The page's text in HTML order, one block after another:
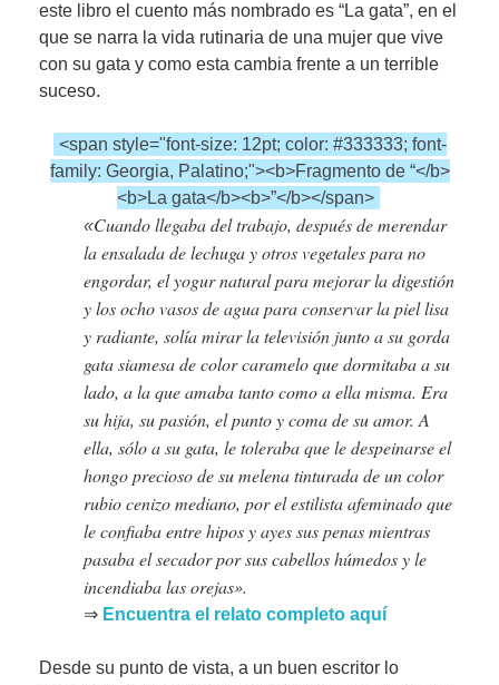
este libro el cuento más nombrado es “La gata”, en el
que se narra la vida rutinaria de una mujer que vive
con su gata y como esta cambia frente a un terrible
suceso.
<span style="font-size: 12pt; color: #333333; font-
family: Georgia, Palatino;"><b>Fragmento de “</b>
<b>La gata</b><b>”</b></span>
«Cuando llegaba del trabajo, después de merendar
la ensalada de lechuga y otros vegetales para no
engordar, el yogur natural para mejorar la digestión
y los ocho vasos de agua para conservar la piel lisa
y radiante, solía mirar la televisión junto a su gorda
gata siamesa de color caramelo que dormitaba a su
lado, a la que amaba tanto como a ella misma. Era
su hija, su pasión, el punto y coma de su amor. A
ella, sólo a su gata, le toleraba que le despeinarse el
hongo precioso de su melena tinturada de un color
rubio cenizo mediano, por el estilista afeminado que
le confiaba entre hipos y ayes sus penas mientras
pasaba el secador por sus cabellos húmedos y le
incendiaba las orejas».
⇒ Encuentra el relato completo aquí
Desde su punto de vista, a un buen escritor lo